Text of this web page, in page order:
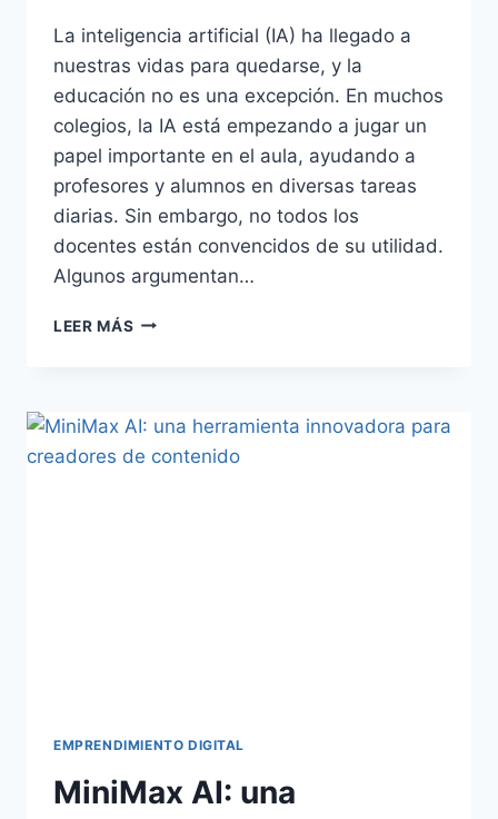
La inteligencia artificial (IA) ha llegado a
nuestras vidas para quedarse, y la
educación no es una excepción. En muchos
colegios, la IA está empezando a jugar un
papel importante en el aula, ayudando a
profesores y alumnos en diversas tareas
diarias. Sin embargo, no todos los
docentes están convencidos de su utilidad.
Algunos argumentan…
LEER MÁS
EMPRENDIMIENTO DIGITAL
MiniMax AI: una